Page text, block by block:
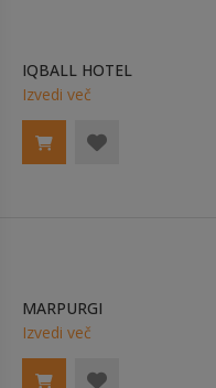
IQBALL HOTEL
Izvedi več
MARPURGI
Izvedi več